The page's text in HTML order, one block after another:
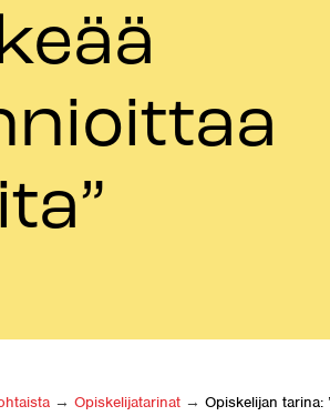
→ Opiskelija­tarinat → Opiskelijan tarina: